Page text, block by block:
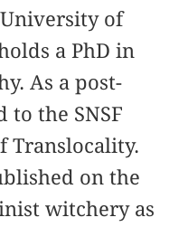
of
a PhD in
As a post-
to the SNSF
Translocality.
on the
witchery as